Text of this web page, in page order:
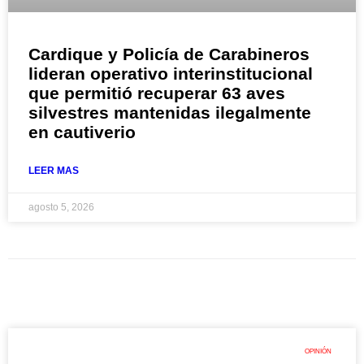
Cardique y Policía de Carabineros
lideran operativo interinstitucional
que permitió recuperar 63 aves
silvestres mantenidas ilegalmente
en cautiverio
LEER MAS
agosto 5, 2026
OPINIÓN